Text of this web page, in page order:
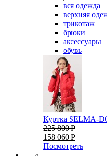
вся одежда
верхняя
трикотаж
брюки
аксессуары
обувь
Куртка SELMA-
225 800 Р
158 060 Р
Посмотреть